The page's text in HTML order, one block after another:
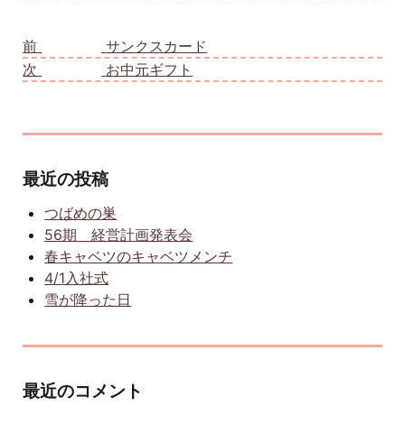
前
サンクスカード
次
お中元ギフト
最近の投稿
つばめの巣
56期 経営計画発表会
春キャベツのキャベツメンチ
4/1入社式
雪が降った日
最近のコメント